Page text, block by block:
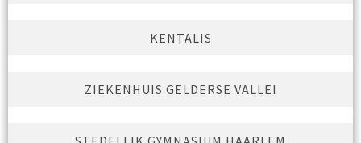
KENTALIS
ZIEKENHUIS GELDERSE VALLEI